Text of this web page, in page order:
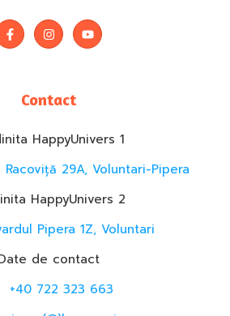
Contact
HappyUnivers 1
Racoviță 29A, Voluntari-Pipera
HappyUnivers 2
Pipera 1Z, Voluntari
de contact
+40 722 323 663